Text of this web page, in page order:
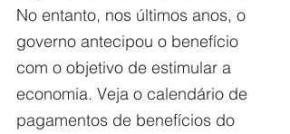
No entanto, nos últimos anos, o
governo antecipou o benefício
com o objetivo de estimular a
economia. Veja o calendário de
pagamentos de benefícios do